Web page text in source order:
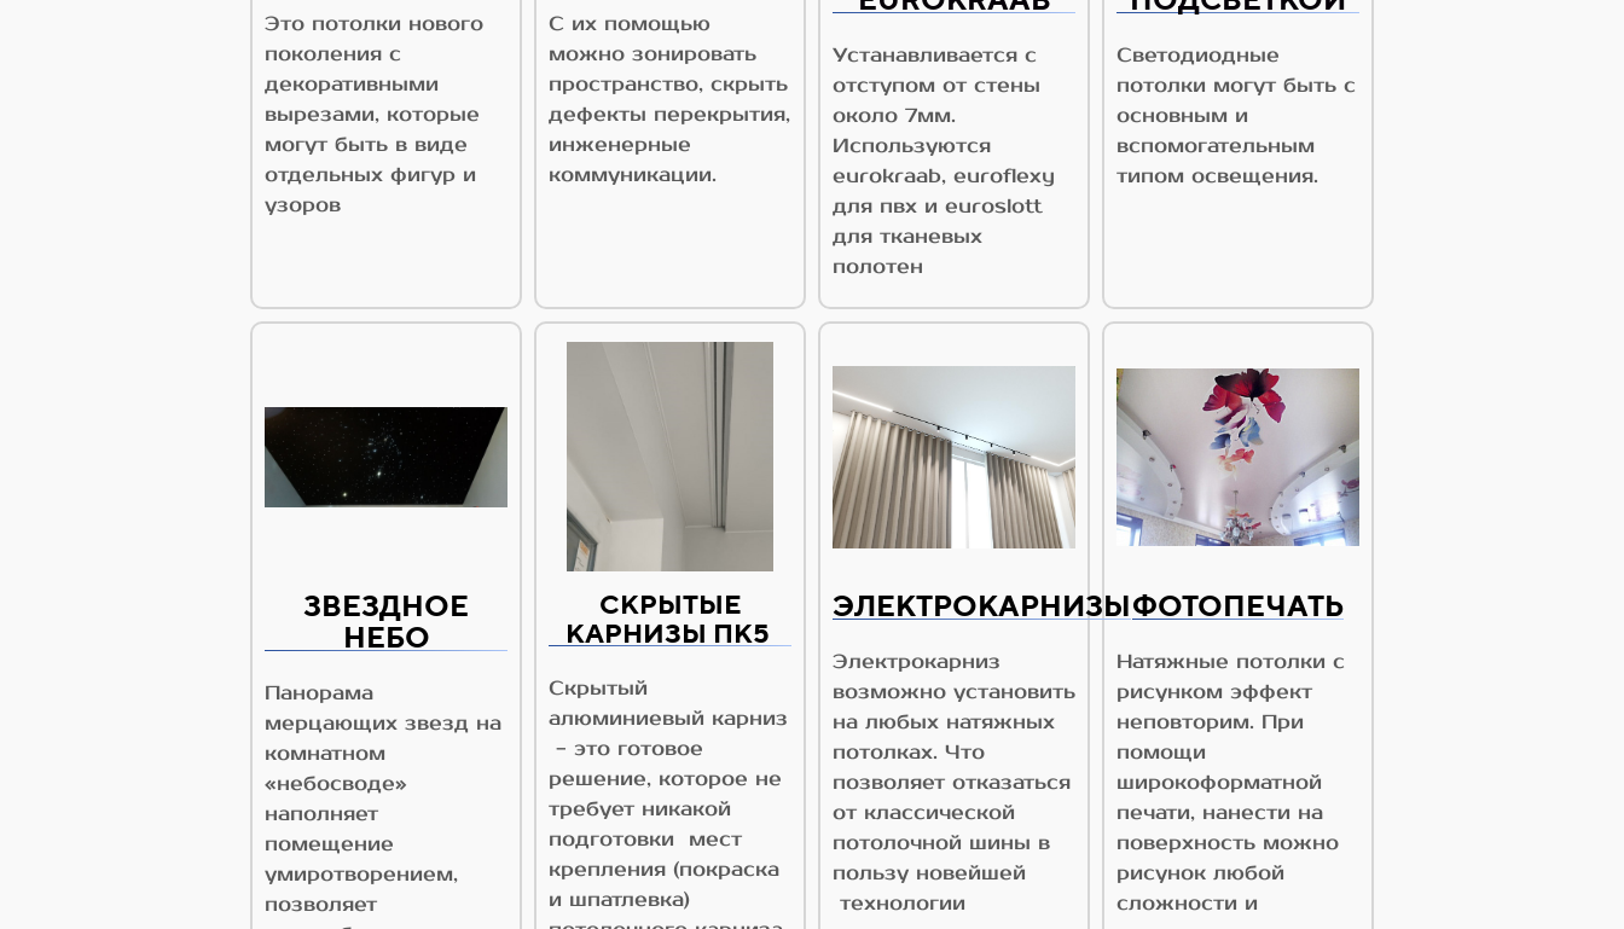
Это потолки нового
поколения с
декоративными
вырезами, которые
могут быть в виде
отдельных фигур и
узоров
С их помощью
можно зонировать
пространство, скрыть
дефекты перекрытия,
инженерные
коммуникации.
Устанавливается с
отступом от стены
около 7мм.
Используются
eurokraab, euroflexy
для пвх и euroslott
для тканевых
полотен
Светодиодные
потолки могут быть с
основным и
вспомогательным
типом освещения.
ЗВЕЗДНОЕ
НЕБО
Панорама
мерцающих звезд на
комнатном
«небосводе»
наполняет
помещение
умиротворением,
позволяет
СКРЫТЫЕ
КАРНИЗЫ ПК5
Скрытый
алюминиевый карниз
- это готовое
решение, которое не
требует никакой
подготовки мест
крепления (покраска
и шпатлевка)
ЭЛЕКТРОКАРНИЗЫ
Электрокарниз
возможно установить
на любых натяжных
потолках. Что
позволяет отказаться
от классической
потолочной шины в
пользу новейшей
технологии
ФОТОПЕЧАТЬ
Натяжные потолки с
рисунком эффект
неповторим. При
помощи
широкоформатной
печати, нанести на
поверхность можно
рисунок любой
сложности и